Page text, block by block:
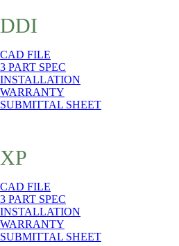
DDI
CAD FILE
3 PART SPEC
INSTALLATION
WARRANTY
SUBMITTAL SHEET
XP
CAD FILE
3 PART SPEC
INSTALLATION
WARRANTY
SUBMITTAL SHEET